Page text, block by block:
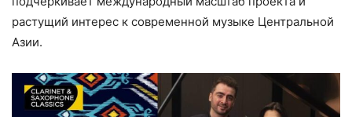
растущий интерес к современной музыке Центральной
Азии.